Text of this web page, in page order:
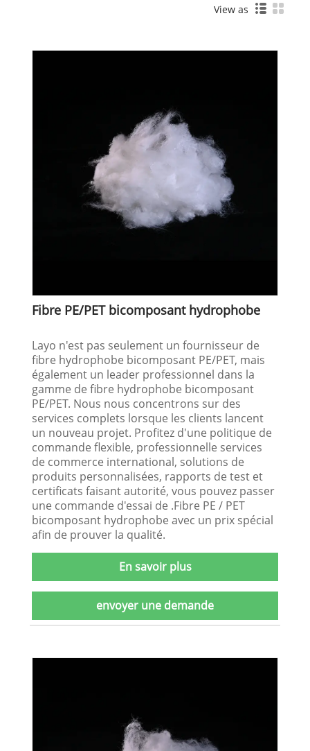
View as
Fibre PE/PET bicomposant hydrophobe
Layo n'est pas seulement un fournisseur de
fibre hydrophobe bicomposant PE/PET, mais
également un leader professionnel dans la
gamme de fibre hydrophobe bicomposant
PE/PET. Nous nous concentrons sur des
services complets lorsque les clients lancent
un nouveau projet. Profitez d'une politique de
commande flexible, professionnelle services
de commerce international, solutions de
produits personnalisées, rapports de test et
certificats faisant autorité, vous pouvez passer
une commande d'essai de .Fibre PE / PET
bicomposant hydrophobe avec un prix spécial
afin de prouver la qualité.
En savoir plus
envoyer une demande